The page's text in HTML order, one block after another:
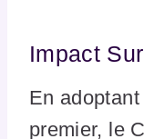
Impact
En
premier, le